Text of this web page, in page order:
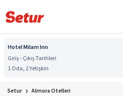
Hotel Milam Inn
Giriş - Çıkış Tarihleri
1 Oda, 2 Yetişkin
Setur Almora Otelleri